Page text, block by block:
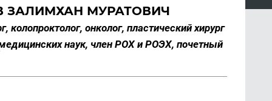
ЗАЛИМХАН МУРАТОВИЧ
колопроктолог, онколог, пластический хирург
наук, член РОХ и РОЭХ, почетный